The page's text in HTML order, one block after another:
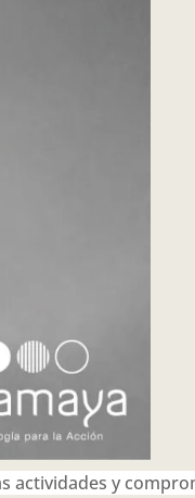
actividades y